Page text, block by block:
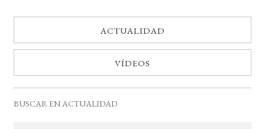
ACTUALIDAD
VÍDEOS
BUSCAR EN ACTUALIDAD